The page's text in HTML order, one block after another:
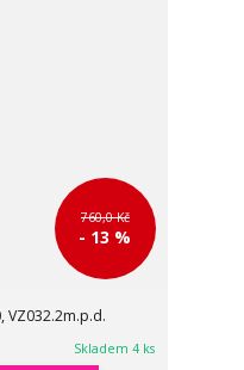
760,0 Kč
- 13 %
VZ032.2m.p.d.
Skladem 4 ks